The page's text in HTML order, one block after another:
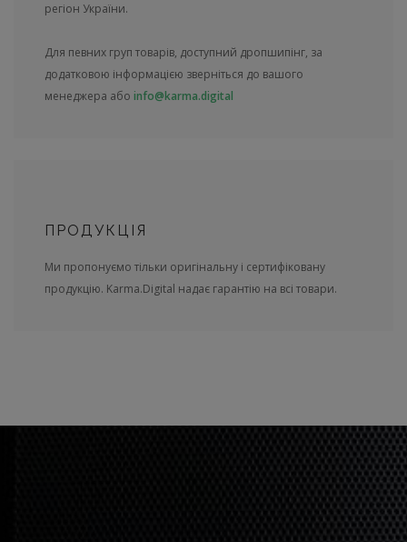
регіон України.
Для певних груп товарів, доступний дропшипінг, за
додатковою інформацією зверніться до вашого
менеджера або info@karma.digital
ПРОДУКЦІЯ
Ми пропонуємо тільки оригінальну і сертифіковану
продукцію. Karma.Digital надає гарантію на всі товари.